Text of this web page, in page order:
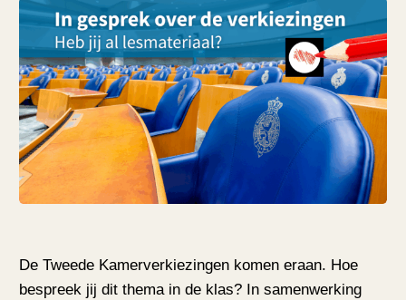
De Tweede Kamerverkiezingen komen eraan. Hoe
bespreek jij dit thema in de klas? In samenwerking